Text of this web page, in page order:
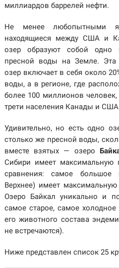
миллиардов баррелей нефти.
Не менее любопытными
находящиеся между США и
озер образуют собой одно
пресной воды на Земле. Эта
озер включает в себя около
воды, а в регионе, где
более 100 миллионов
трети населения Канады и
Удивительно, но есть одно
столько же пресной воды,
вместе взятых — озеро
Сибири имеет максимальную
сравнения: самое
Верхнее) имеет
Озеро Байкал уникально и
самое старое, самое
его животного состава
не встречаются).
Ниже представлен список 25